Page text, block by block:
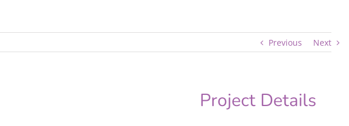
Previous Next
Project Details